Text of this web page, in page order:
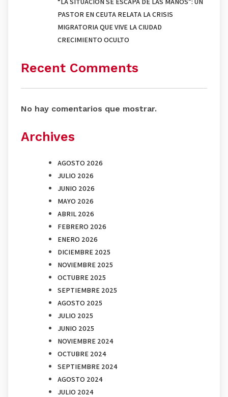
PASTOR EN CEUTA RELATA LA CRISIS
MIGRATORIA QUE VIVE LA CIUDAD
CRECIMIENTO OCULTO
Recent Comments
No hay comentarios que mostrar.
Archives
AGOSTO 2026
JULIO 2026
JUNIO 2026
MAYO 2026
ABRIL 2026
FEBRERO 2026
ENERO 2026
DICIEMBRE 2025
NOVIEMBRE 2025
OCTUBRE 2025
SEPTIEMBRE 2025
AGOSTO 2025
JULIO 2025
JUNIO 2025
NOVIEMBRE 2024
OCTUBRE 2024
SEPTIEMBRE 2024
AGOSTO 2024
JULIO 2024